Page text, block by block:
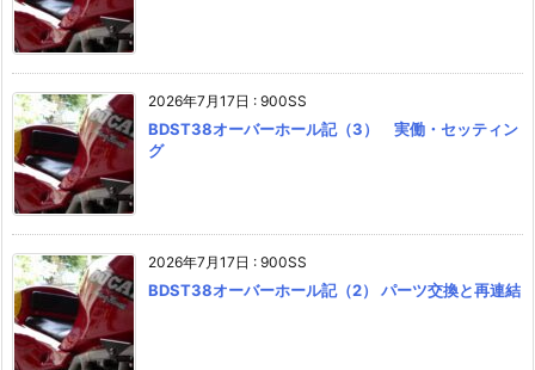
2026年7月17日 : 900SS
BDST38オーバーホール記（3） 実働・セッティン
グ
2026年7月17日 : 900SS
BDST38オーバーホール記（2） パーツ交換と再連結